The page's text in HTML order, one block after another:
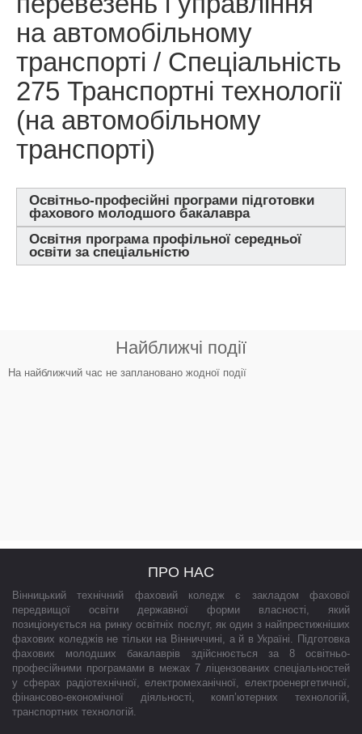
на автомобільному
транспорті / Спеціальність
275 Транспортні технології
(на автомобільному
транспорті)
Освітньо-професійні програми підготовки
фахового молодшого бакалавра
Освітня програма профільної середньої
освіти за спеціальністю
Найближчі події
На найближчий час не заплановано жодної події
ПРО НАС
Вінницький технічний фаховий коледж є закладом фахової
передвищої освіти державної форми власності, який
позиціонується на ринку освітніх послуг, як один з найпрестижніших
фахових коледжів не тільки на Вінниччині, а й в Україні. Підготовка
фахових молодших бакалаврів здійснюється за 8 освітньо-
професійними програмами в межах 7 ліцензованих спеціальностей
у сферах радіотехнічної, електромеханічної, електроенергетичної,
фінансово-економічної діяльності, комп’ютерних технологій,
транспортних технологій.